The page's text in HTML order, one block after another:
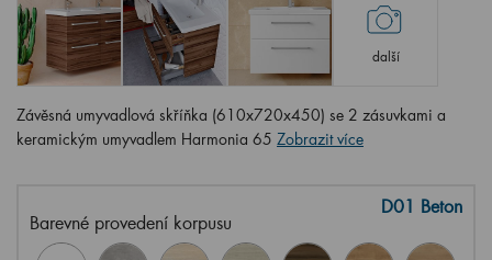
další
Závěsná umyvadlová skříňka (610x720x450) se 2 zásuvkami a
keramickým umyvadlem Harmonia 65 Zobrazit více
Barevné provedení korpusu
D01 Beton